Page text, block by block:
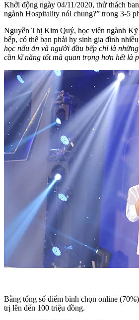
Khởi động ngày 04/11/2020, thử thách
ngành Hospitality nói chung?” trong 3-5
Nguyễn Thị Kim Quý, học viên ngành
bếp, có thể bạn phải hy sinh gia đình
học nấu ăn và người đầu bếp chỉ là
cần kĩ năng tốt mà quan trọng hơn hết là
Bằng tổng số điểm bình chọn online
trị lên đến 100 triệu đồng.